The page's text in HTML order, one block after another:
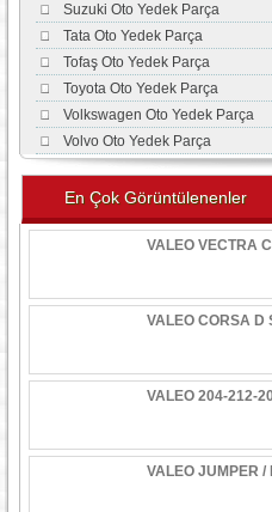
Suzuki Oto Yedek Parça
Tata Oto Yedek Parça
Tofaş Oto Yedek Parça
Toyota Oto Yedek Parça
Volkswagen Oto Yedek Parça
Volvo Oto Yedek Parça
En Çok Görüntülenenler
VALEO VECTRA
VALEO CORSA D
VALEO 204-212-
VALEO JUMPER /